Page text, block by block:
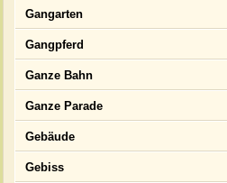
Gangarten
Gangpferd
Ganze Bahn
Ganze Parade
Gebäude
Gebiss